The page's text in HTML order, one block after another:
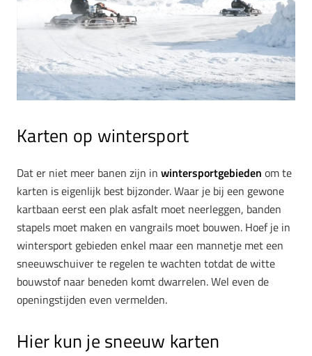
Karten op wintersport
Dat er niet meer banen zijn in wintersportgebieden om te
karten is eigenlijk best bijzonder. Waar je bij een gewone
kartbaan eerst een plak asfalt moet neerleggen, banden
stapels moet maken en vangrails moet bouwen. Hoef je in
wintersport gebieden enkel maar een mannetje met een
sneeuwschuiver te regelen te wachten totdat de witte
bouwstof naar beneden komt dwarrelen. Wel even de
openingstijden even vermelden.
Hier kun je sneeuw karten